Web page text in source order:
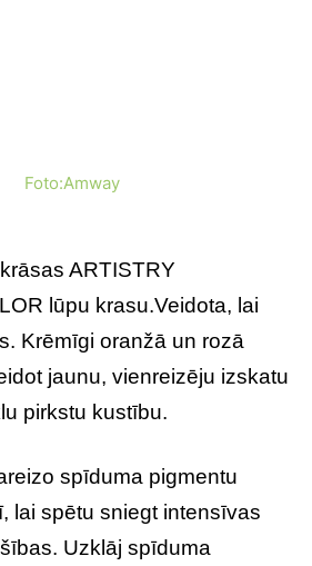
ARTISTRY
lūpu krasu.Veidota, lai
Krēmīgi oranžā un rozā
jaunu, vienreizēju izskatu
pirkstu kustību.
spīduma pigmentu
lai spētu sniegt intensīvas
Uzklāj spīduma